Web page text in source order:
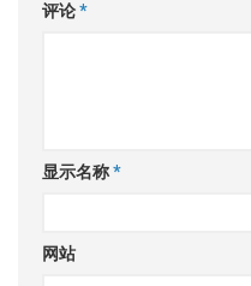
评论*
显示名称*
网站